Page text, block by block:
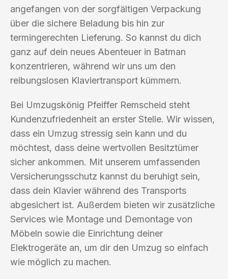
angefangen von der sorgfältigen Verpackung
über die sichere Beladung bis hin zur
termingerechten Lieferung. So kannst du dich
ganz auf dein neues Abenteuer in Batman
konzentrieren, während wir uns um den
reibungslosen Klaviertransport kümmern.
Bei Umzugskönig Pfeiffer Remscheid steht
Kundenzufriedenheit an erster Stelle. Wir wissen,
dass ein Umzug stressig sein kann und du
möchtest, dass deine wertvollen Besitztümer
sicher ankommen. Mit unserem umfassenden
Versicherungsschutz kannst du beruhigt sein,
dass dein Klavier während des Transports
abgesichert ist. Außerdem bieten wir zusätzliche
Services wie Montage und Demontage von
Möbeln sowie die Einrichtung deiner
Elektrogeräte an, um dir den Umzug so einfach
wie möglich zu machen.